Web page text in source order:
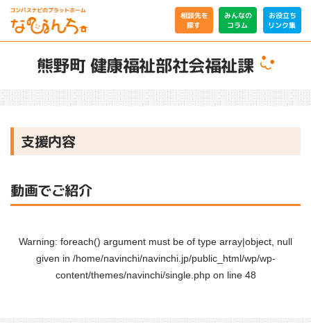
相談先を
探す
みんなの
コラム
お役立ち
リンク集
熊野町 健康福祉部社会福祉課
支援内容
動画でご紹介
Warning: foreach() argument must be of type array|object, null
given in /home/navinchi/navinchi.jp/public_html/wp/wp-
content/themes/navinchi/single.phpon line 48